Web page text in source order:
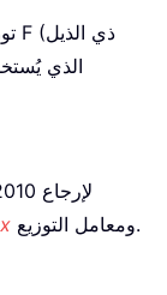
x ومعامل التوزيع.